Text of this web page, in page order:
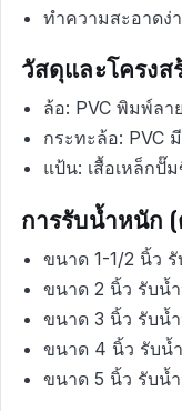
ทำความสะอาดง่
วัสดุและโครงส
ล้อ: PVC พิมพ์ลา
กระทะล้อ: PVC
แป้น: เสื้อเหล็ก
การรับน้ำหนัก
ขนาด 1-1/2 นิ้ว
ขนาด 2 นิ้ว รับน้
ขนาด 3 นิ้ว รับน้
ขนาด 4 นิ้ว รับน้
ขนาด 5 นิ้ว รับน้